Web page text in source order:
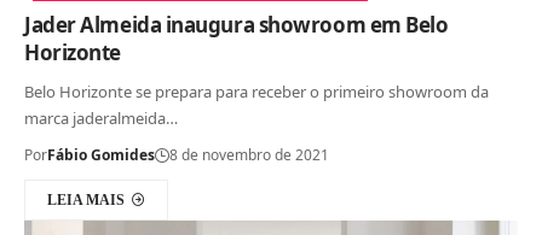
Jader Almeida inaugura showroom em Belo
Horizonte
Belo Horizonte se prepara para receber o primeiro showroom da
marca jaderalmeida…
PorFábio Gomides 8 de novembro de 2021
LEIA MAIS